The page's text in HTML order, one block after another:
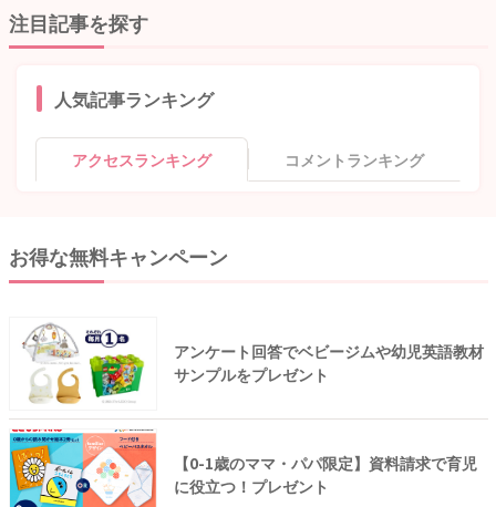
注目記事を探す
人気記事ランキング
アクセスランキング コメントランキング
お得な無料キャンペーン
アンケート回答でベビージムや幼児英語教材
サンプルをプレゼント
【0-1歳のママ・パパ限定】資料請求で育児
に役立つ！プレゼント